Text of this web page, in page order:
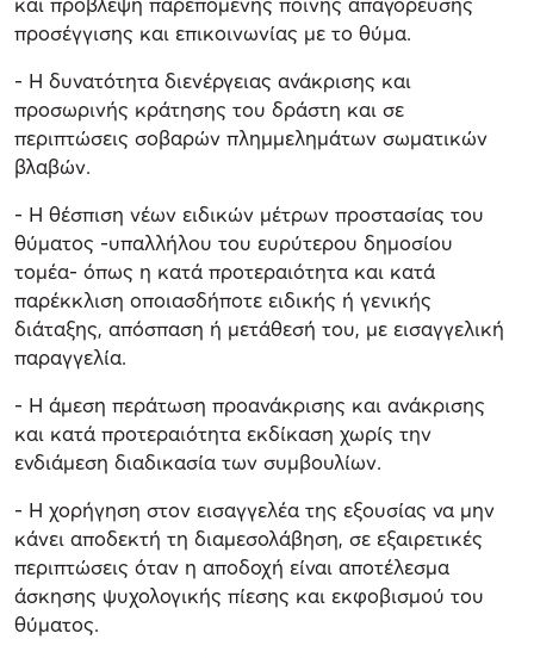
προσέγγισης και επικοινωνίας με το θύμα.
- Η δυνατότητα διενέργειας ανάκρισης και
προσωρινής κράτησης του δράστη και σε
περιπτώσεις σοβαρών πλημμελημάτων σωματικών
βλαβών.
- Η θέσπιση νέων ειδικών μέτρων προστασίας του
θύματος -υπαλλήλου του ευρύτερου δημοσίου
τομέα- όπως η κατά προτεραιότητα και κατά
παρέκκλιση οποιασδήποτε ειδικής ή γενικής
διάταξης, απόσπαση ή μετάθεσή του, με εισαγγελική
παραγγελία.
- Η άμεση περάτωση προανάκρισης και ανάκρισης
και κατά προτεραιότητα εκδίκαση χωρίς την
ενδιάμεση διαδικασία των συμβουλίων.
- Η χορήγηση στον εισαγγελέα της εξουσίας να μην
κάνει αποδεκτή τη διαμεσολάβηση, σε εξαιρετικές
περιπτώσεις όταν η αποδοχή είναι αποτέλεσμα
άσκησης ψυχολογικής πίεσης και εκφοβισμού του
θύματος.